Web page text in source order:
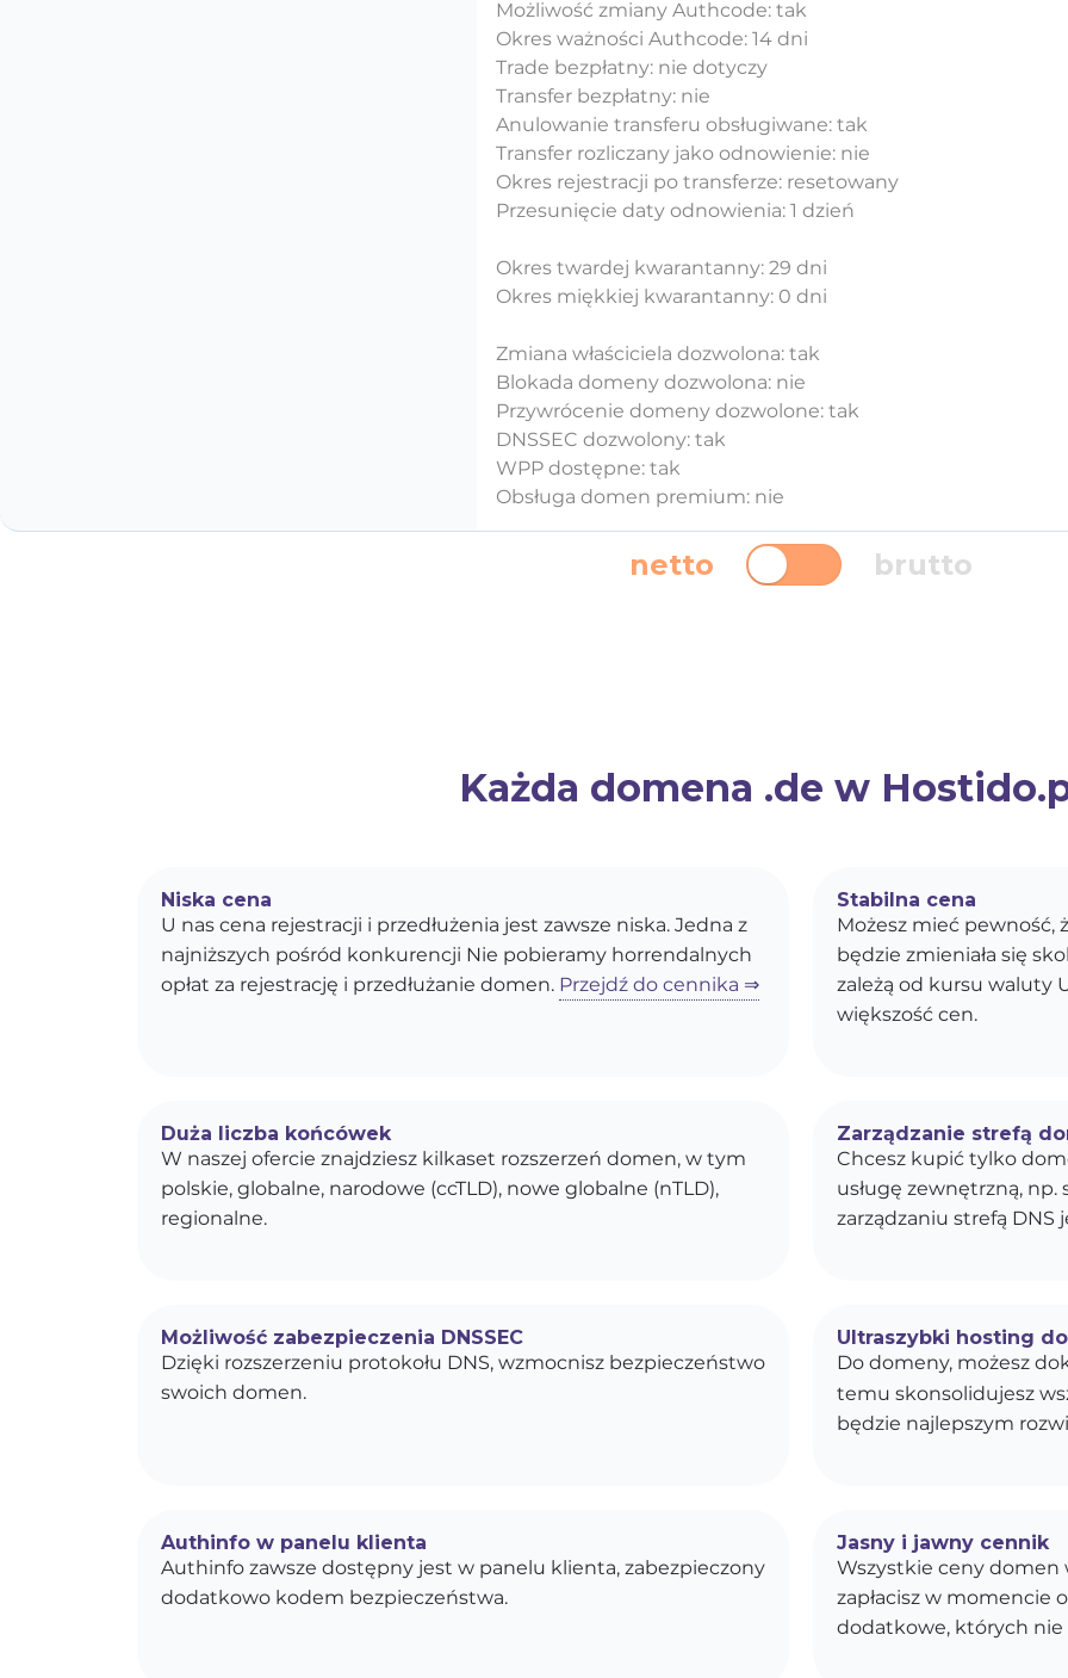
Możliwość zmiany Authcode: tak
Okres ważności Authcode: 14 dni
Trade bezpłatny: nie dotyczy
Transfer bezpłatny: nie
Anulowanie transferu obsługiwane: tak
Transfer rozliczany jako odnowienie: nie
Okres rejestracji po transferze: resetowany
Przesunięcie daty odnowienia: 1 dzień
Okres twardej kwarantanny: 29 dni
Okres miękkiej kwarantanny: 0 dni
Zmiana właściciela dozwolona: tak
Blokada domeny dozwolona: nie
Przywrócenie domeny dozwolone: tak
DNSSEC dozwolony: tak
WPP dostępne: tak
Obsługa domen premium: nie
netto brutto
Każda domena .de w
Niska cena
U nas cena rejestracji i przedłużenia jest zawsze niska. Jedna z
najniższych pośród konkurencji Nie pobieramy horrendalnych
opłat za rejestrację i przedłużanie domen. Przejdź do cennika ⇒
Stabilna cena
Możesz mieć pewność,
będzie zmieniała się
zależą od kursu waluty
większość cen.
Duża liczba końcówek
W naszej ofercie znajdziesz kilkaset rozszerzeń domen, w tym
polskie, globalne, narodowe (ccTLD), nowe globalne (nTLD),
regionalne.
Zarządzanie strefą
Chcesz kupić tylko
usługę zewnętrzną,
zarządzaniu strefą DNS
Możliwość zabezpieczenia DNSSEC
Dzięki rozszerzeniu protokołu DNS, wzmocnisz bezpieczeństwo
swoich domen.
Ultraszybki hosting
Do domeny, możesz
temu skonsolidujesz
będzie najlepszym
Authinfo w panelu klienta
Authinfo zawsze dostępny jest w panelu klienta, zabezpieczony
dodatkowo kodem bezpieczeństwa.
Jasny i jawny cennik
Wszystkie ceny domen
zapłacisz w momencie
dodatkowe, których nie